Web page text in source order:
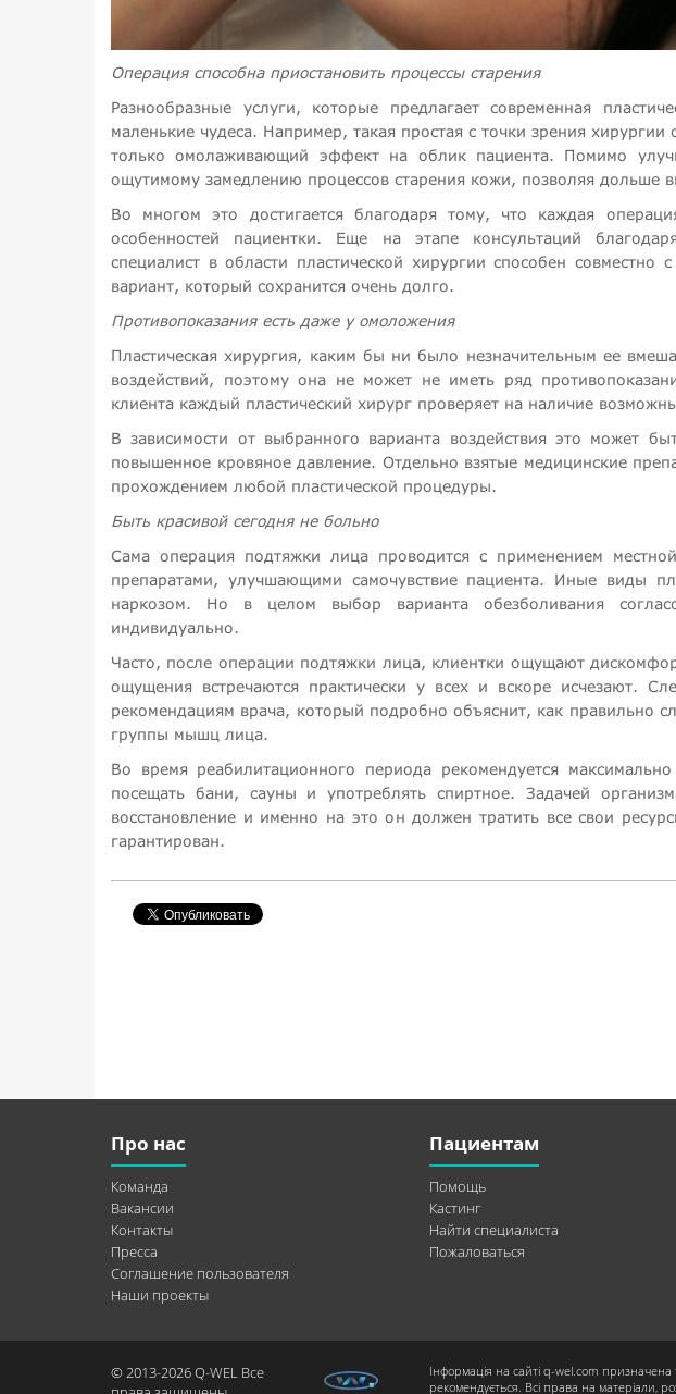
Операция способна приостановить процессы старения
Разнообразные услуги, которые предлагает современная
маленькие чудеса. Например, такая простая с точки зрения
только омолаживающий эффект на облик пациента. Помимо
ощутимому замедлению процессов старения кожи, позволяя дольше
Во многом это достигается благодаря тому, что каждая
особенностей пациентки. Еще на этапе консультаций
специалист в области пластической хирургии способен совместно
вариант, который сохранится очень долго.
Противопоказания есть даже у омоложения
Пластическая хирургия, каким бы ни было незначительным ее
воздействий, поэтому она не может не иметь ряд
клиента каждый пластический хирург проверяет на наличие
В зависимости от выбранного варианта воздействия это может
повышенное кровяное давление. Отдельно взятые медицинские
прохождением любой пластической процедуры.
Быть красивой сегодня не больно
Сама операция подтяжки лица проводится с применением
препаратами, улучшающими самочувствие пациента. Иные виды
наркозом. Но в целом выбор варианта обезболивания
индивидуально.
Часто, после операции подтяжки лица, клиентки ощущают
ощущения встречаются практически у всех и вскоре исчезают.
рекомендациям врача, который подробно объяснит, как правильно
группы мышц лица.
Во время реабилитационного периода рекомендуется
посещать бани, сауны и употреблять спиртное. Задачей
восстановление и именно на это он должен тратить все свои
гарантирован.
Про нас
Команда
Вакансии
Контакты
Пресса
Соглашение пользователя
Наши проекты
Пациентам
Помощь
Кастинг
Найти специалиста
Пожаловаться
© 2013-2026 Q-WEL Все
Інформація на сайті q-wel.com
рекомендується. Всі права на матеріали,